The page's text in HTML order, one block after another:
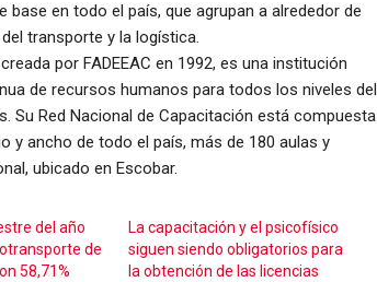
en todo el país, que agrupan a alrededor de
transporte y la logística.
por FADEEAC en 1992, es una institución
de recursos humanos para todos los niveles del
Su Red Nacional de Capacitación está compuesta
y ancho de todo el país, más de 180 aulas y
ubicado en Escobar.
del año
de
58,71%
La capacitación y el psicofísico
siguen siendo obligatorios para
la obtención de las licencias